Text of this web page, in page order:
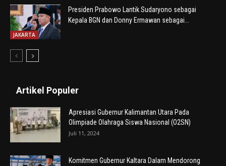
JAKARTA
Presiden Prabowo Lantik Sudaryono sebagai
Kepala BGN dan Donny Ermawan sebagai...
Artikel Populer
Apresiasi Gubernur Kalimantan Utara Pada
Olimpiade Olahraga Siswa Nasional (O2SN)
Juli 11, 2024
Komitmen Gubernur Kaltara Dalam Mendorong